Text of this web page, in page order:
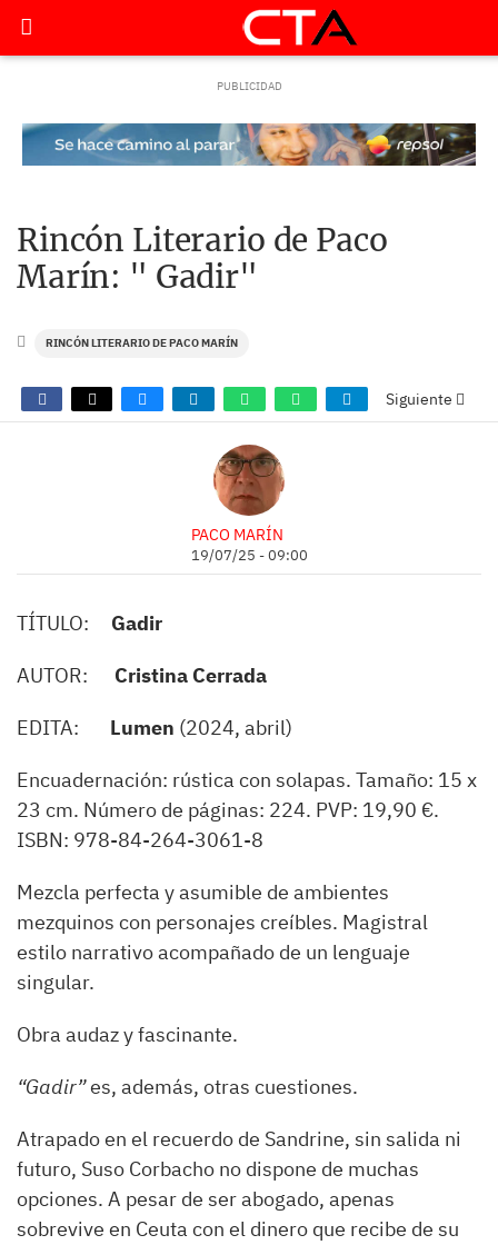
Rincón Literario de Paco
Marín: " Gadir"
RINCÓN LITERARIO DE PACO MARÍN
Siguiente
PACO MARÍN
19/07/25 - 09:00
TÍTULO: Gadir
AUTOR: Cristina Cerrada
EDITA: Lumen (2024, abril)
Encuadernación: rústica con solapas. Tamaño: 15 x
23 cm. Número de páginas: 224. PVP: 19,90 €.
ISBN: 978-84-264-3061-8
Mezcla perfecta y asumible de ambientes
mezquinos con personajes creíbles. Magistral
estilo narrativo acompañado de un lenguaje
singular.
Obra audaz y fascinante.
“Gadir”es, además, otras cuestiones.
Atrapado en el recuerdo de Sandrine, sin salida ni
futuro, Suso Corbacho no dispone de muchas
opciones. A pesar de ser abogado, apenas
sobrevive en Ceuta con el dinero que recibe de su